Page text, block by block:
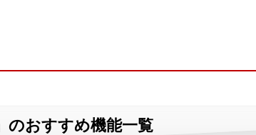
のおすすめ機能一覧